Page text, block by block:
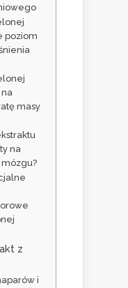
poziom
na
masy
na
z
i